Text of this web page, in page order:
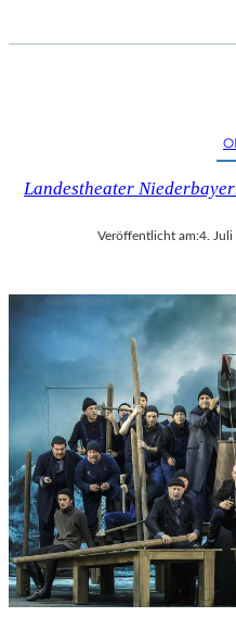
Landestheater
Veröffentlicht am:4. Juli